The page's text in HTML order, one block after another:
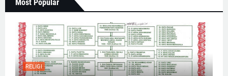
Most Popular
RELIGI